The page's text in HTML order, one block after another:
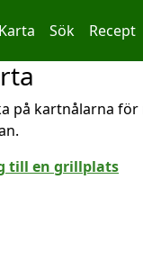
Karta Sök Recept
på kartnålarna
till en grillplats